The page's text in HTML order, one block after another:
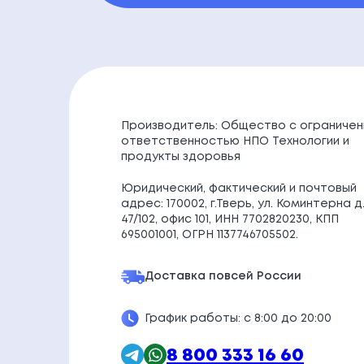
Производитель: Общество с
ответственностью НПО Технологии и
продукты здоровья
Юридический, фактический и почтовый
адрес: 170002, г.Тверь, ул. Коминтерна д.
47/102, офис 101, ИНН 7702820230, КПП
695001001, ОГРН 1137746705502.
Доставка повсей России
График работы: с 8:00 до 20:00
8 800 333 16 60